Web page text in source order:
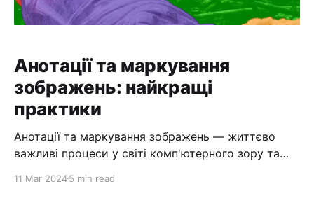
Анотації та маркування
зображень: найкращі
практики
Анотації та маркування зображень — життєво
важливі процеси у світі комп'ютерного зору та
точне виявлення об'єктів і розпізнавання
11 Mar 20245 min read